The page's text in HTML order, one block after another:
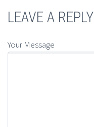
LEAVE A REPLY
Your Message